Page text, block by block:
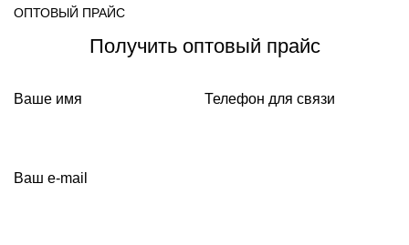
ОПТОВЫЙ ПРАЙС
Получить оптовый прайс
Ваше имя Телефон для связи
Ваш e-mail